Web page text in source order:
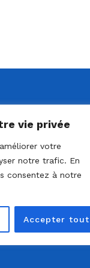
vie privée
votre
notre trafic. En
consentez à notre
Accepter tout
© 2022 - Solo